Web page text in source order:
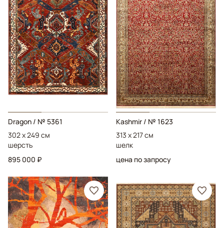
Dragon / № 5361
302 x 249 см
шерсть
895 000 ₽
Kashmir / № 1623
313 x 217 см
шелк
цена по запросу